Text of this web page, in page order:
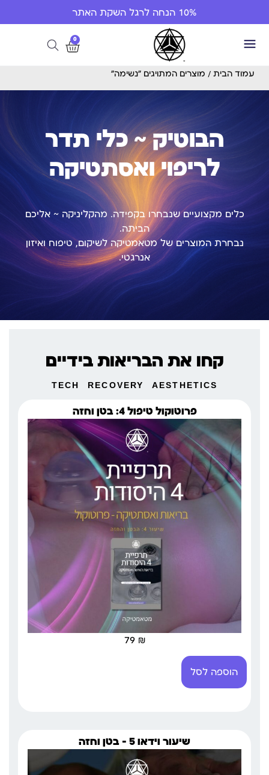
10% הנחה לרגל השקת האתר
0
עמוד הבית / מוצרים המתויגים “נשימה”
הבוטיק ~ כלי תדר
לריפוי ואסתטיקה
כלים מקצועיים שנבחרו בקפידה. מהקליניקה ~ אליכם
הביתה.
נבחרת המוצרים של מטאמטיקה לשיקום, טיפוח ואיזון
אנרגטי.
קחו את הבריאות בידיים
AESTHETICS
RECOVERY
TECH
פרוטוקול טיפול 4: בטן וחזה
79 ₪
הוספה לסל
שיעור וידאו 5 – בטן וחזה